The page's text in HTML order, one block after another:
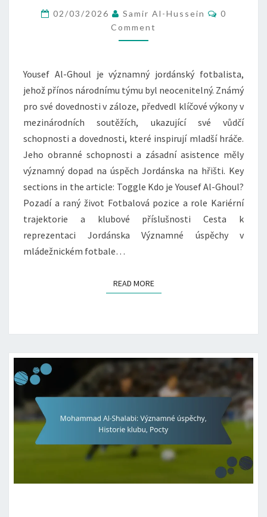
NÁRODNÍMU
TÝMU
JORDÁNSKA,
VÝKONY,
STATISTIKA
02/03/2026 Samir Al-Hussein Comments
0
Comment
Yousef Al-Ghoul je významný jordánský fotbalista,
jehož přínos národnímu týmu byl neocenitelný. Známý
pro své dovednosti v záloze, předvedl klíčové výkony v
mezinárodních soutěžích, ukazující své vůdčí
schopnosti a dovednosti, které inspirují mladší hráče.
Jeho obranné schopnosti a zásadní asistence měly
významný dopad na úspěch Jordánska na hřišti. Key
sections in the article: Toggle Kdo je Yousef Al-Ghoul?
Pozadí a raný život Fotbalová pozice a role Kariérní
trajektorie a klubové příslušnosti Cesta k
reprezentaci Jordánska Významné úspěchy v
mládežnickém fotbale…
READ MOREREAD MORE